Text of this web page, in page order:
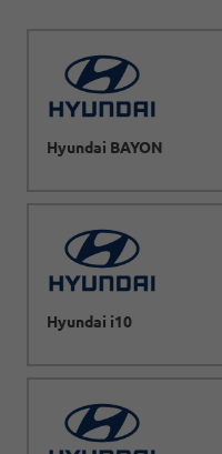
Hyundai BAYON
Hyundai i10